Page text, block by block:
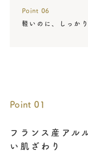
Point 06
軽いのに、しっか
Point 01
フランス産アル
い肌ざわり